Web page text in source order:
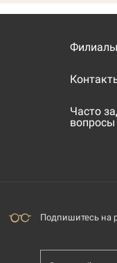
Филиалы
Часто
вопросы
Подпишитесь на